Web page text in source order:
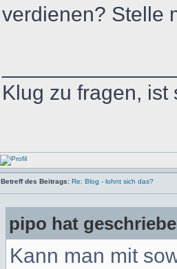
verdienen? Stelle
Klug zu fragen, ist
Betreff des Beitrags: Re: Blog - lohnt sich das?
pipo hat
Kann man mit